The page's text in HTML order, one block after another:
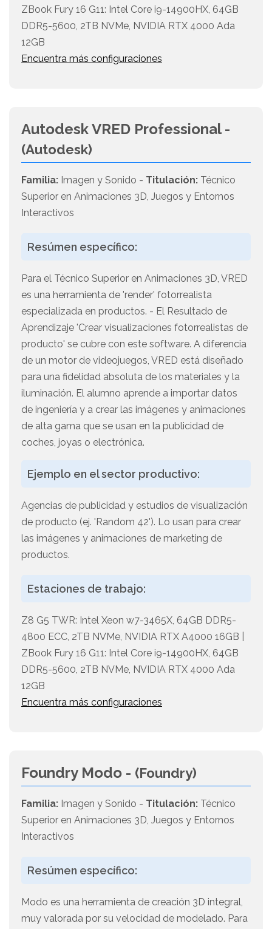
ZBook Fury 16 G11: Intel Core i9-14900HX, 64GB
DDR5-5600, 2TB NVMe, NVIDIA RTX 4000 Ada
12GB
Encuentra más configuraciones
Autodesk VRED Professional -
(Autodesk)
Familia: Imagen y Sonido - Titulación: Técnico
Superior en Animaciones 3D, Juegos y Entornos
Interactivos
Resúmen específico:
Para el Técnico Superior en Animaciones 3D, VRED
es una herramienta de 'render' fotorrealista
especializada en productos. - El Resultado de
Aprendizaje 'Crear visualizaciones fotorrealistas de
producto' se cubre con este software. A diferencia
de un motor de videojuegos, VRED está diseñado
para una fidelidad absoluta de los materiales y la
iluminación. El alumno aprende a importar datos
de ingeniería y a crear las imágenes y animaciones
de alta gama que se usan en la publicidad de
coches, joyas o electrónica.
Ejemplo en el sector productivo:
Agencias de publicidad y estudios de visualización
de producto (ej. 'Random 42'). Lo usan para crear
las imágenes y animaciones de marketing de
productos.
Estaciones de trabajo:
Z8 G5 TWR: Intel Xeon w7-3465X, 64GB DDR5-
4800 ECC, 2TB NVMe, NVIDIA RTX A4000 16GB |
ZBook Fury 16 G11: Intel Core i9-14900HX, 64GB
DDR5-5600, 2TB NVMe, NVIDIA RTX 4000 Ada
12GB
Encuentra más configuraciones
Foundry Modo - (Foundry)
Familia: Imagen y Sonido - Titulación: Técnico
Superior en Animaciones 3D, Juegos y Entornos
Interactivos
Resúmen específico:
Modo es una herramienta de creación 3D integral,
muy valorada por su velocidad de modelado. Para